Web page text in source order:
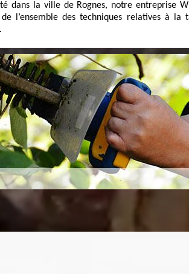
dans la ville de Rognes, notre entreprise
l’ensemble des techniques relatives à la